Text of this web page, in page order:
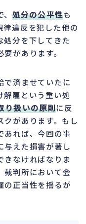
、処分の公平性も
違反を犯した他の
処分を下してきた
があります。
で済ませていたに
解雇という重い処
り扱いの原則に反
クがあります。もし
あれば、今回の事
与えた損害が著し
きなければなりま
裁判所において会
の正当性を揺るが